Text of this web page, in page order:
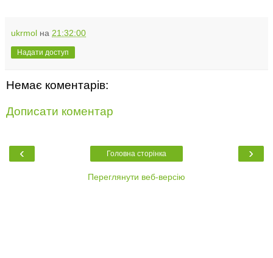
ukrmol на 21:32:00
Надати доступ
Немає коментарів:
Дописати коментар
‹ ›
Головна сторінка
Переглянути веб-версію